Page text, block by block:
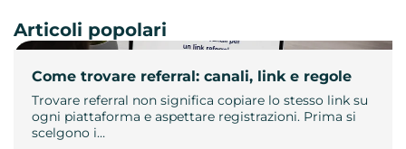
Come trovare referral: canali, link e regole
Trovare referral non significa copiare lo stesso link su
ogni piattaforma e aspettare registrazioni. Prima si
scelgono i…
Articoli popolari